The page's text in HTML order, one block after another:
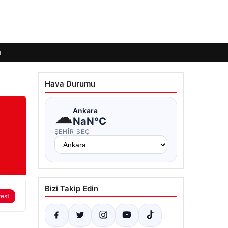
Hava Durumu
☁Ankara
NaN°C
ŞEHIR SEÇ
Bizi Takip Edin